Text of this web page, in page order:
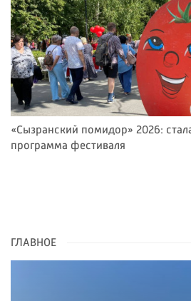
«Сызранский помидор» 2026:
программа фестиваля
ГЛАВНОЕ